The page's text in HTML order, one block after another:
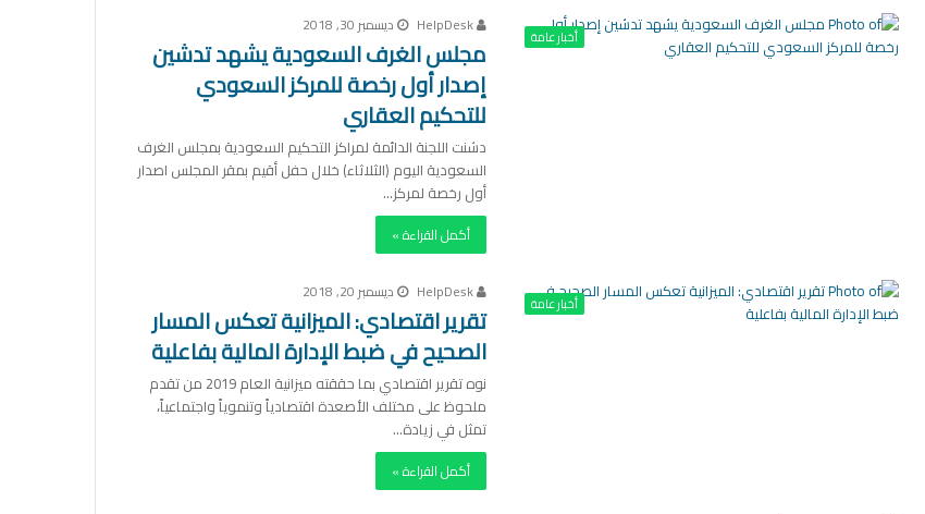
أخبار عامة ديسمبر 30, 2018
مجلس الغرف السعودية يشهد تدشين
إصدار أول رخصة للمركز السعودي
للتحكيم العقاري
دشنت اللجنة الدائمة لمراكز التحكيم السعودية بمجلس الغرف
السعودية اليوم (الثلاثاء) خلال حفل أقيم بمقر المجلس اصدار
أول رخصة لمركز…
أكمل القراءة »
أخبار عامة ديسمبر 20, 2018
تقرير اقتصادي: الميزانية تعكس المسار
الصحيح في ضبط الإدارة المالية بفاعلية
نوه تقرير اقتصادي بما حققته ميزانية العام 2019 من تقدم
ملحوظ على مختلف الأصعدة اقتصادياً وتنموياً واجتماعياً،
تمثل في زيادة…
أكمل القراءة »